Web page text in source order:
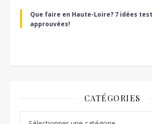
Que faire en Haute-Loire? 7 idées
approuvées!
CATÉGORIES